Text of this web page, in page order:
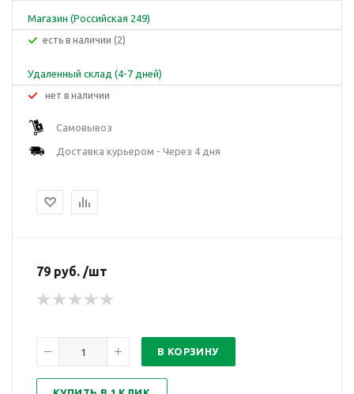
Магазин (Российская 249)
Есть в наличии (2)
Удаленный склад (4-7 дней)
Нет в наличии
Самовывоз
Доставка курьером - Через 4 дня
79 руб. /шт
В КОРЗИНУ